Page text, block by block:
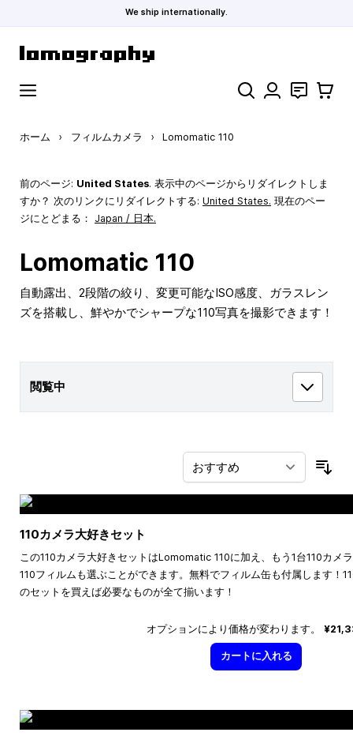
We ship internationally.
検索 お問い合わ
カート
ホーム › フィルムカメラ › Lomomatic 110
前のページ: United States. 表示中のページからリダイレクトしま
すか？ 次のリンクにリダイレクトする: United States. 現在のペー
ジにとどまる： Japan / 日本.
Lomomatic 110
自動露出、2段階の絞り、変更可能なISO感度、ガラスレン
ズを搭載し、鮮やかでシャープな110写真を撮影できます！
閲覧中
110カメラ大好きセット
この110カメラ大好きセットはLomomatic 110に加え、もう1台110カメ
110フィルムも選ぶことができます。無料でフィルム缶も付属します！
のセットを買えば必要なものが全て揃います！
オプションにより価格が変わります。
カートに入れる